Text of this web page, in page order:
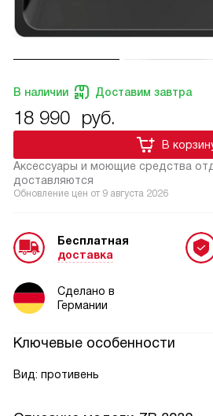
В наличии Доставим завтра
18 990 руб.
Аксессуары и моющие средства
доставляются
В
Обновление цен от 9 августа 2026
Бесплатная
доставка
Сделано в
Германии
Ключевые особенности
Вид: противень